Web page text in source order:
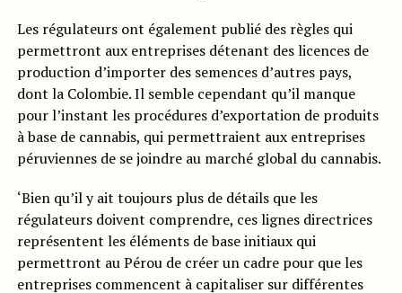
Les régulateurs ont également publié des règles qui
permettront aux entreprises détenant des licences de
production d’importer des semences d’autres pays,
dont la Colombie. Il semble cependant qu’il manque
pour l’instant les procédures d’exportation de produits
à base de cannabis, qui permettraient aux entreprises
péruviennes de se joindre au marché global du cannabis.
‘Bien qu’il y ait toujours plus de détails que les
régulateurs doivent comprendre, ces lignes directrices
représentent les éléments de base initiaux qui
permettront au Pérou de créer un cadre pour que les
entreprises commencent à capitaliser sur différentes